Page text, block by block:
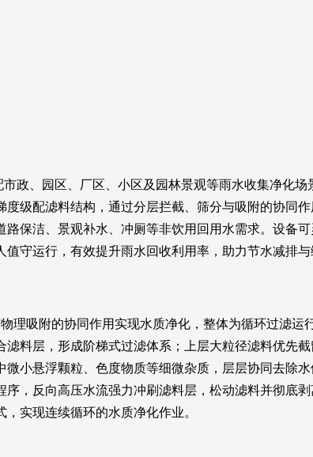
、园区、厂区、小区及园林景观等雨水收集净化
度级配滤料结构，通过分层拦截、筛分与吸附的协同
保洁、景观补水、冲厕等非饮用回用水需求。设备
守运行，有效提升雨水回收利用率，助力节水减排与
吸附的协同作用实现水质净化，整体为循环过滤运
料层，形成阶梯式过滤体系；上层大粒径滤料优先
小悬浮颗粒、色度物质等细微杂质，层层协同去除
，反向高压水流强力冲刷滤料层，松动滤料并彻底
实现连续循环的水质净化作业。